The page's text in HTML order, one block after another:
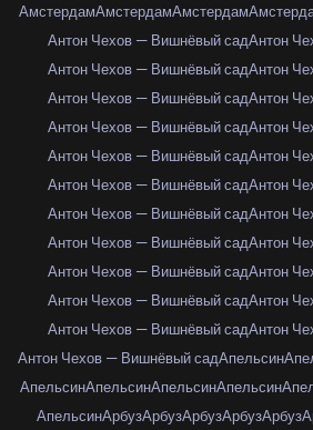
АмстердамАмстердамАмстердам
Антон Чехов — Вишнёвый садАнтон
Антон Чехов — Вишнёвый садАнтон
Антон Чехов — Вишнёвый садАнтон
Антон Чехов — Вишнёвый садАнтон
Антон Чехов — Вишнёвый садАнтон
Антон Чехов — Вишнёвый садАнтон
Антон Чехов — Вишнёвый садАнтон
Антон Чехов — Вишнёвый садАнтон
Антон Чехов — Вишнёвый садАнтон
Антон Чехов — Вишнёвый садАнтон
Антон Чехов — Вишнёвый садАнтон
Антон Чехов — Вишнёвый садАпельсин
АпельсинАпельсинАпельсинАпельсин
АпельсинАрбузАрбузАрбузАрбузАрбуз